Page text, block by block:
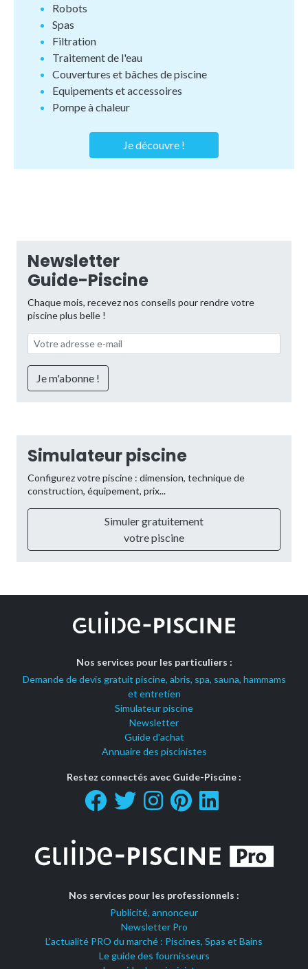
Robots
Spas
Filtration
Traitement de l'eau
Couvertures et bâches de piscine
Equipements et accessoires
Pompe à chaleur
Je découvre !
Newsletter
Guide-Piscine
Chaque mois, recevez nos conseils pour rendre votre
piscine plus belle !
Simulateur piscine
Configurez votre piscine : dimension, technique de
construction, équipement, prix...
Simuler gratuitement
votre piscine
Nos services pour les particuliers :
Demande de devis gratuit piscine, abris, spa, sauna, hammams
et entretien
Simulateur piscine
Newsletter
Guide d'achat
Annuaire des piscinistes
Restez connectés avec Guide-Piscine :
Nos services pour les professionnels :
Publicité, annonceur
Newsletter Pro
L'actualité PRO du marché : Piscines, Spas et Bains
Le guide des fournisseurs